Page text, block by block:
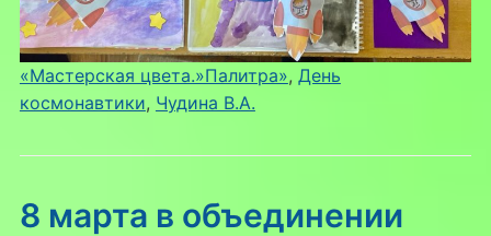
«Мастерская цвета.»Палитра», День
космонавтики, Чудина В.А.
8 марта в объединении